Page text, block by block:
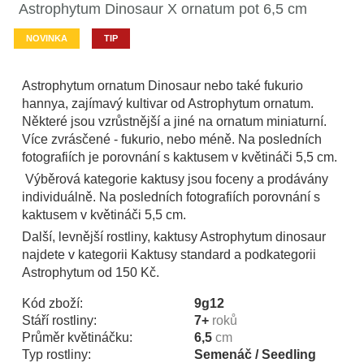
Astrophytum Dinosaur X ornatum pot 6,5 cm
NOVINKA TIP
Astrophytum ornatum Dinosaur nebo také fukurio
hannya, zajímavý kultivar od Astrophytum ornatum.
Některé jsou vzrůstnější a jiné na ornatum miniaturní.
Více zvrásčené - fukurio, nebo méně. Na posledních
fotografiích je porovnání s kaktusem v květináči 5,5 cm.
Výběrová kategorie kaktusy jsou foceny a prodávány
individuálně. Na posledních fotografiích porovnání s
kaktusem v květináči 5,5 cm.
Další, levnější rostliny, kaktusy Astrophytum dinosaur
najdete v kategorii Kaktusy standard a podkategorii
Astrophytum od 150 Kč.
Kód zboží:
9g12
Stáří rostliny:
7+ roků
Průměr květináčku:
6,5 cm
Typ rostliny:
Semenáč / Seedling